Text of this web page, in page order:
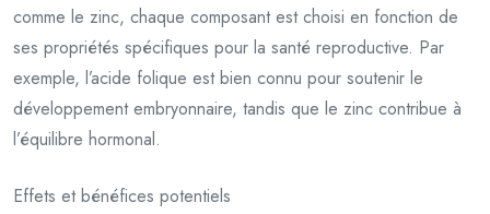
comme le zinc, chaque composant est choisi en fonction de
ses propriétés spécifiques pour la santé reproductive. Par
exemple, l’acide folique est bien connu pour soutenir le
développement embryonnaire, tandis que le zinc contribue à
l’équilibre hormonal.
Effets et bénéfices potentiels